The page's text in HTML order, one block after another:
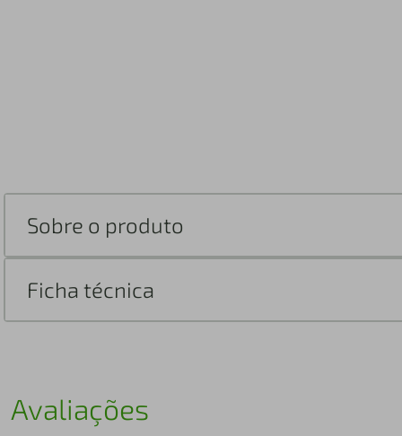
Sobre o produto
Ficha técnica
Avaliações